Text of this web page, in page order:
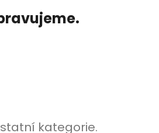
kategorie.